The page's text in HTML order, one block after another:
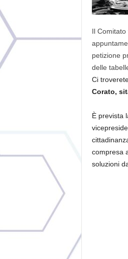
Il
petizione
delle
Ci
Corato,
È prevista
compresa
soluzioni